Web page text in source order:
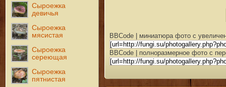
Сыроежка
девичья
Сыроежка
мясистая
Сыроежка
сереющая
Сыроежка
пятнистая
BBCode | миниатюра фото с
BBCode | полноразмерное фото с